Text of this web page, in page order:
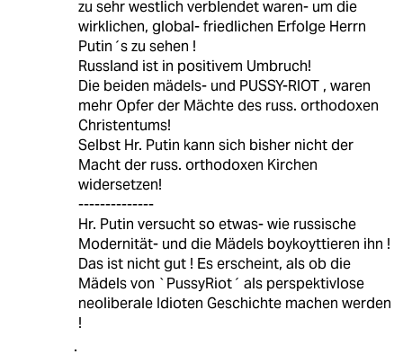
zu sehr westlich verblendet waren- um die
wirklichen, global- friedlichen Erfolge Herrn
Putin´s zu sehen !
Russland ist in positivem Umbruch!
Die beiden mädels- und PUSSY-RIOT , waren
mehr Opfer der Mächte des russ. orthodoxen
Christentums!
Selbst Hr. Putin kann sich bisher nicht der
Macht der russ. orthodoxen Kirchen
widersetzen!
--------------
Hr. Putin versucht so etwas- wie russische
Modernität- und die Mädels boykoyttieren ihn !
Das ist nicht gut ! Es erscheint, als ob die
Mädels von `PussyRiot´ als perspektivlose
neoliberale Idioten Geschichte machen werden
!